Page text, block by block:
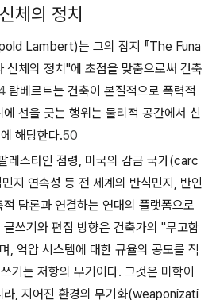
체의 정치
Lambert)는 그의 잡지 『The Funa
신체의 정치"에 초점을 맞춤으로써 건축
람베르트는 건축이 본질적으로 폭력적
선을 긋는 행위는 물리적 공간에서 신
해당한다.50
레스타인 점령, 미국의 감금 국가(carc
지 연속성 등 전 세계의 반식민지, 반인
담론과 연결하는 연대의 플랫폼으로
글쓰기와 편집 방향은 건축가의 "무고함
억압 시스템에 대한 규율의 공모를 직
기는 저항의 무기이다. 그것은 미학이
라, 지어진 환경의 무기화(weaponizati